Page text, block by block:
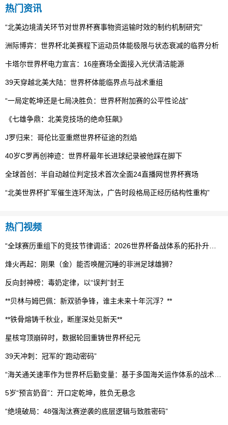
热门资讯
“北美边境清关环节对世界杯赛事物资运输时效的制约机制研究”
洲际博弈：世界杯北美赛程下运动员体能极限与状态衰减的临界分析
卡塔尔世界杯电力宣言：16座赛场全面接入光伏清洁能源
39天穿越北美大陆：世界杯体能临界点与战术重组
“一局定乾坤还是七局决胜负：世界杯附加赛的公平性论战”
《七雄争鼎：北美竞技场的绝命狂飙》
J罗归来：哥伦比亚重燃世界杯征途的烈焰
40岁C罗再创神迹：世界杯最年长进球纪录被他踩在脚下
全球首创：半自动越位判定技术首次全面24直播网世界杯赛场
“北美世界杯扩军催生连环淘汰，广告时段格局正经历结构性重构”
热门视频
烽火再起：刚果（金）能否唤醒沉睡的非洲足球雄狮？
反向封神榜：毒奶定律，以“误判”封王
**贝林与姆巴佩：新双骄争锋，谁主未来十年沉浮？**
**铁骨熔铸千秋业，断崖深处见新天**
星核穹顶崩碎时，数据轮回重铸世界杯纪元
39天冲刺：冠军的“跑动密码”
5岁“预言奶音”：开口定乾坤，胜负无悬念
“绝境破局：48强淘汰赛逆袭的底层逻辑与致胜密码”